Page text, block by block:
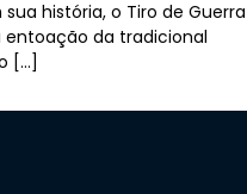
sua história, o Tiro de Guerra
entoação da tradicional
[…]